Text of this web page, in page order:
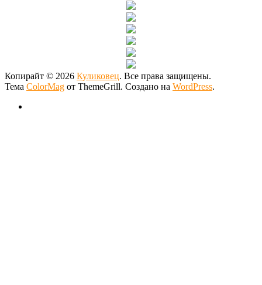
Копирайт © 2026 Куликовец. Все права защищены.
Тема ColorMag от ThemeGrill. Создано на WordPress.